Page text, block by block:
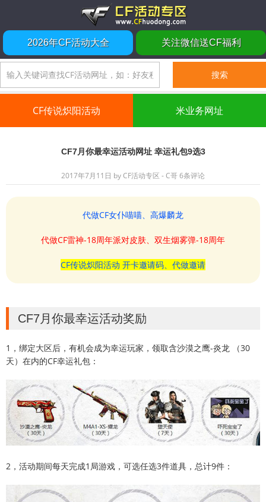
2026年CF活动大全 关注微信送CF福利
CF传说炽阳活动 米业务网址
CF7月你最幸运活动网址 幸运礼包9选3
2017年7月11日 byCF活动专区 - C哥6条评论
代做CF女仆喵喵、高爆麟龙
代做CF雷神-18周年派对皮肤、双生烟雾弹-18周年
CF传说炽阳活动 开卡邀请码、代做邀请
CF7月你最幸运活动奖励
1，绑定大区后，有机会成为幸运玩家，领取含沙漠之鹰-炎龙 （30
天）在内的CF幸运礼包：
2，活动期间每天完成1局游戏，可选任选3件道具，总计9件：